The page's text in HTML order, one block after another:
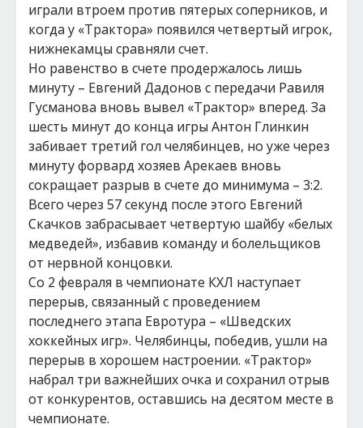
играли втроем против пятерых соперников, и
когда у «Трактора» появился четвертый игрок,
нижнекамцы сравняли счет.
Но равенство в счете продержалось лишь
минуту – Евгений Дадонов с передачи Равиля
Гусманова вновь вывел «Трактор» вперед. За
шесть минут до конца игры Антон Глинкин
забивает третий гол челябинцев, но уже через
минуту форвард хозяев Арекаев вновь
сокращает разрыв в счете до минимума – 3:2.
Всего через 57 секунд после этого Евгений
Скачков забрасывает четвертую шайбу «белых
медведей», избавив команду и болельщиков
от нервной концовки.
Со 2 февраля в чемпионате КХЛ наступает
перерыв, связанный с проведением
последнего этапа Евротура – «Шведских
хоккейных игр». Челябинцы, победив, ушли на
перерыв в хорошем настроении. «Трактор»
набрал три важнейших очка и сохранил отрыв
от конкурентов, оставшись на десятом месте в
чемпионате.